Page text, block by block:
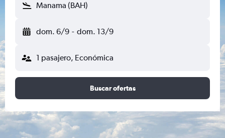
Manama (BAH)
dom. 6/9 - dom. 13/9
1 pasajero, Económica
Buscar ofertas